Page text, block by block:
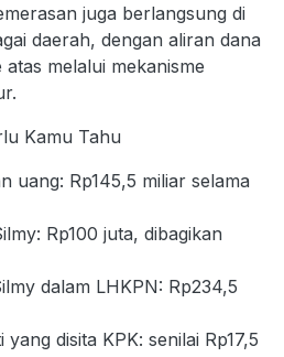
juga berlangsung di
daerah, dengan aliran dana
melalui mekanisme
Kamu Tahu
uang: Rp145,5 miliar selama
Rp100 juta, dibagikan
dalam LHKPN: Rp234,5
disita KPK: senilai Rp17,5